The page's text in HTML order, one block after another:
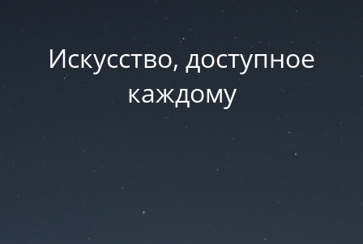
Искусство, доступное
каждому